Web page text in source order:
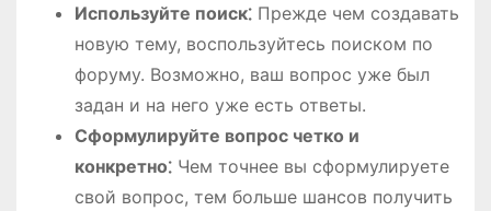
Используйте поиск⁚Прежде чем создавать
новую тему, воспользуйтесь поиском по
форуму. Возможно, ваш вопрос уже был
задан и на него уже есть ответы.
Сформулируйте вопрос четко и
конкретно⁚Чем точнее вы сформулируете
свой вопрос, тем больше шансов получить